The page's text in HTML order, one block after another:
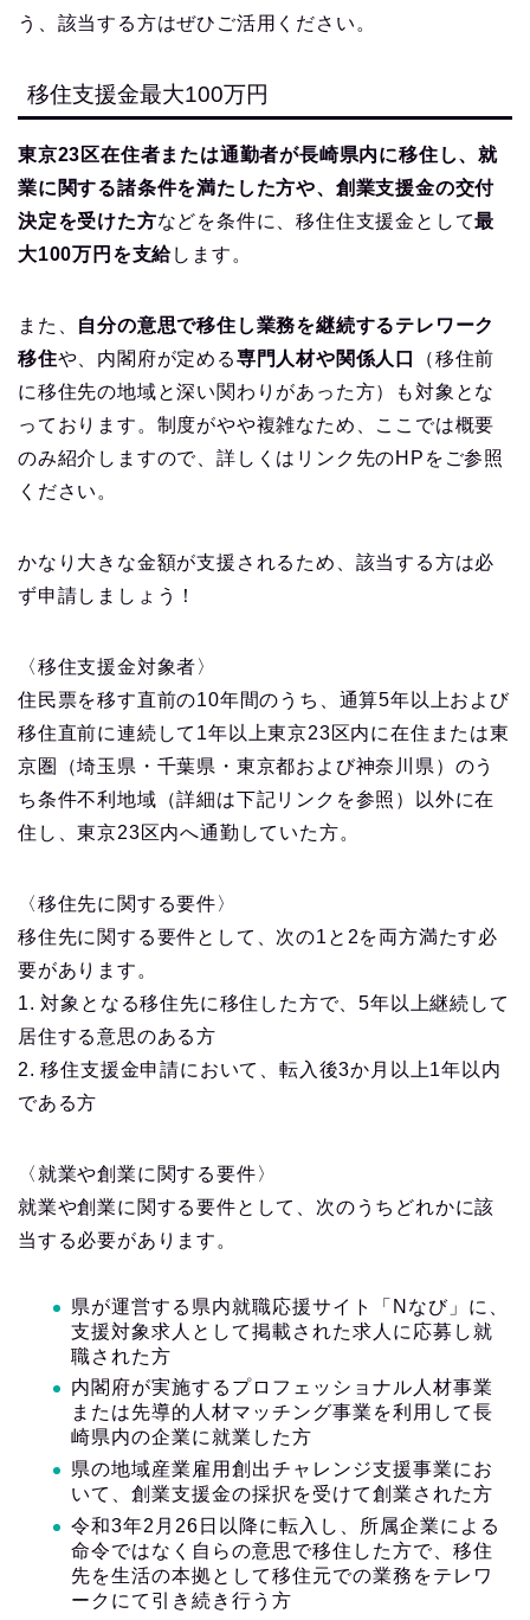
う、該当する方はぜひご活用ください。
移住支援金最大100万円
東京23区在住者または通勤者が長崎県内に移住し、就
業に関する諸条件を満たした方や、創業支援金の交付
決定を受けた方などを条件に、移住住支援金として最
大100万円を支給します。
また、 自分の意思で移住し業務を継続するテレワーク
移住や、内閣府が定める専門人材や関係人口
（移住前
に移住先の地域と深い関わりがあった方）も対象とな
っております。制度がやや複雑なため、ここでは概要
のみ紹介しますので、詳しくはリンク先のHPをご参照
ください。
かなり大きな金額が支援されるため、該当する方は必
ず申請しましょう！
〈移住支援金対象者〉
住民票を移す直前の10年間のうち、通算5年以上および
移住直前に連続して1年以上東京23区内に在住または東
京圏（埼玉県・千葉県・東京都および神奈川県）のう
ち条件不利地域（詳細は下記リンクを参照）以外に在
住し、東京23区内へ通勤していた方。
〈移住先に関する要件〉
移住先に関する要件として、次の1と2を両方満たす必
要があります。
1. 対象となる移住先に移住した方で、5年以上継続して
居住する意思のある方
2. 移住支援金申請において、転入後3か月以上1年以内
である方
〈就業や創業に関する要件〉
就業や創業に関する要件として、次のうちどれかに該
当する必要があります。
県が運営する県内就職応援サイト「Nなび」に、
支援対象求人として掲載された求人に応募し就
職された方
内閣府が実施するプロフェッショナル人材事業
または先導的人材マッチング事業を利用して長
崎県内の企業に就業した方
県の地域産業雇用創出チャレンジ支援事業にお
いて、創業支援金の採択を受けて創業された方
令和3年2月26日以降に転入し、所属企業による
命令ではなく自らの意思で移住した方で、移住
先を生活の本拠として移住元での業務をテレワ
ークにて引き続き行う方